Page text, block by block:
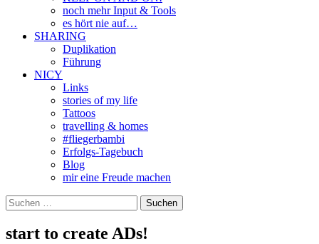
noch mehr Input & Tools
es hört nie auf…
SHARING
Duplikation
Führung
NICY
Links
stories of my life
Tattoos
travelling & homes
#fliegerbambi
Erfolgs-Tagebuch
Blog
mir eine Freude machen
Suchen
nach:
start to create ADs!